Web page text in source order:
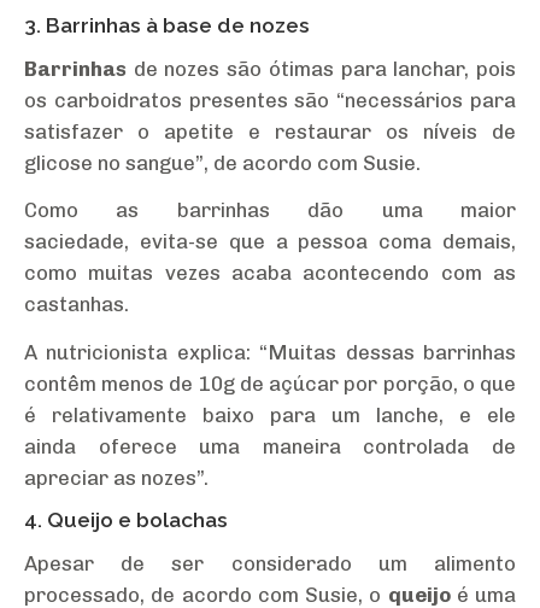
3. Barrinhas à base de nozes
Barrinhas de nozes são ótimas para lanchar, pois
os carboidratos presentes são “necessários para
satisfazer o apetite e restaurar os níveis de
glicose no sangue”, de acordo com Susie.
Como as barrinhas dão uma maior
saciedade, evita-se que a pessoa coma demais,
como muitas vezes acaba acontecendo com as
castanhas.
A nutricionista explica: “Muitas dessas barrinhas
contêm menos de 10g de açúcar por porção, o que
é relativamente baixo para um lanche, e ele
ainda oferece uma maneira controlada de
apreciar as nozes”.
4. Queijo e bolachas
Apesar de ser considerado um alimento
processado, de acordo com Susie, o queijoé uma